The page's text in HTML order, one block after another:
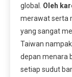
global. Oleh
merawat serta
yang sangat
Taiwan
depan menara
setiap sudut